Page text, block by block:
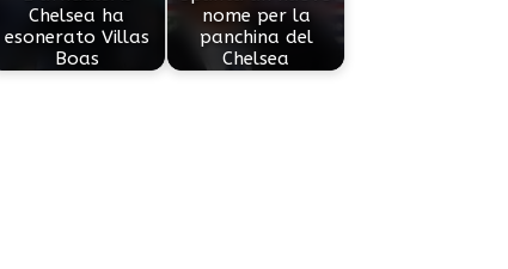
Chelsea ha
esonerato Villas
Boas
nome per la
panchina del
Chelsea